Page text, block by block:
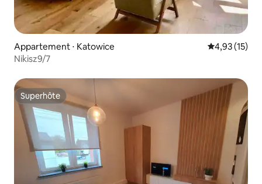
Appartement ⋅ Katowice Évaluation
4,93 (15)
Nikisz9/7
Superhôte
Superhôte